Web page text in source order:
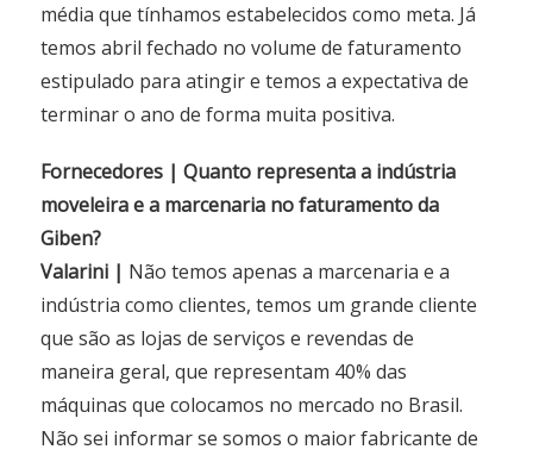
média que tínhamos estabelecidos como meta. Já
temos abril fechado no volume de faturamento
estipulado para atingir e temos a expectativa de
terminar o ano de forma muita positiva.
Fornecedores | Quanto representa a indústria
moveleira e a marcenaria no faturamento da
Giben?
Valarini | Não temos apenas a marcenaria e a
indústria como clientes, temos um grande cliente
que são as lojas de serviços e revendas de
maneira geral, que representam 40% das
máquinas que colocamos no mercado no Brasil.
Não sei informar se somos o maior fabricante de